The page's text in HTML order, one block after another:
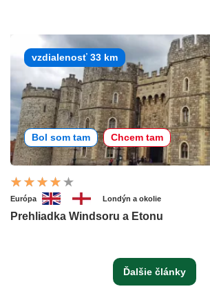
vzdialenosť 33 km
Bol som tam Chcem tam
Európa Londýn a okolie
Prehliadka Windsoru a Etonu
Ďalšie články